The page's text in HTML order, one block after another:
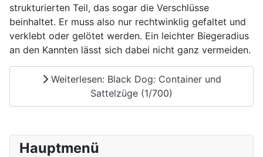
Hauptmenü
strukturierten Teil, das sogar die Verschlüsse
beinhaltet. Er muss also nur rechtwinklig gefaltet und
verklebt oder gelötet werden. Ein leichter Biegeradius
an den Kannten lässt sich dabei nicht ganz vermeiden.
Weiterlesen: Black Dog: Container und
Sattelzüge (1/700)